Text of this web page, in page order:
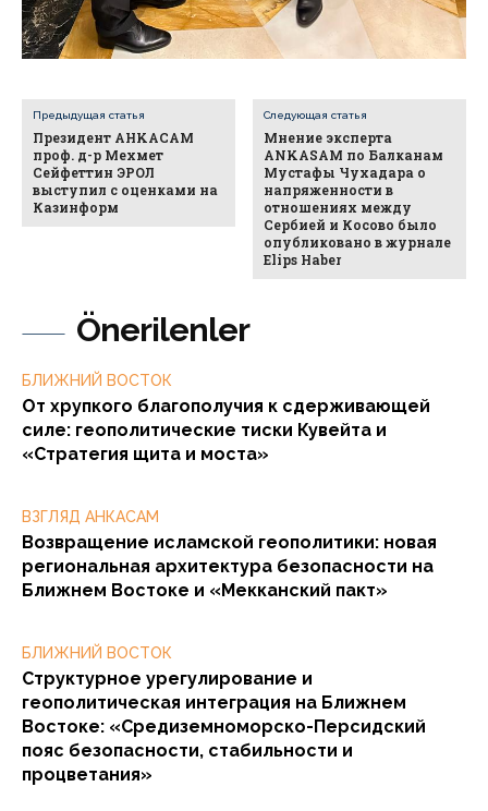
Önerilenler
БЛИЖНИЙ ВОСТОК
От хрупкого благополучия к сдерживающей
силе: геополитические тиски Кувейта и
«Стратегия щита и моста»
ВЗГЛЯД АНКАСАМ
Возвращение исламской геополитики: новая
региональная архитектура безопасности на
Ближнем Востоке и «Мекканский пакт»
БЛИЖНИЙ ВОСТОК
Структурное урегулирование и
геополитическая интеграция на Ближнем
Востоке: «Средиземноморско-Персидский
пояс безопасности, стабильности и
процветания»
Предыдущая статья
Президент AHKACAM
проф. д-р Мехмет
Сейфеттин ЭРОЛ
выступил с оценками на
Казинформ
Следующая статья
Мнение эксперта
ANKASAM по Балканам
Мустафы Чухадара о
напряженности в
отношениях между
Сербией и Косово было
опубликовано в журнале
Elips Haber